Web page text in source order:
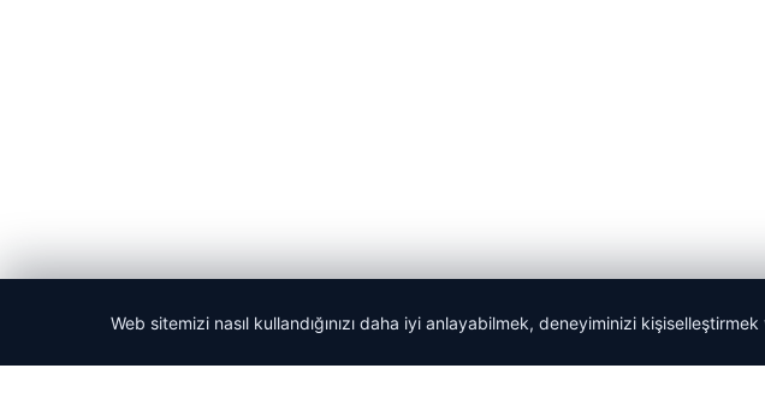
Web sitemizi nasıl kullandığınızı daha iyi anlayabilmek, deneyiminizi